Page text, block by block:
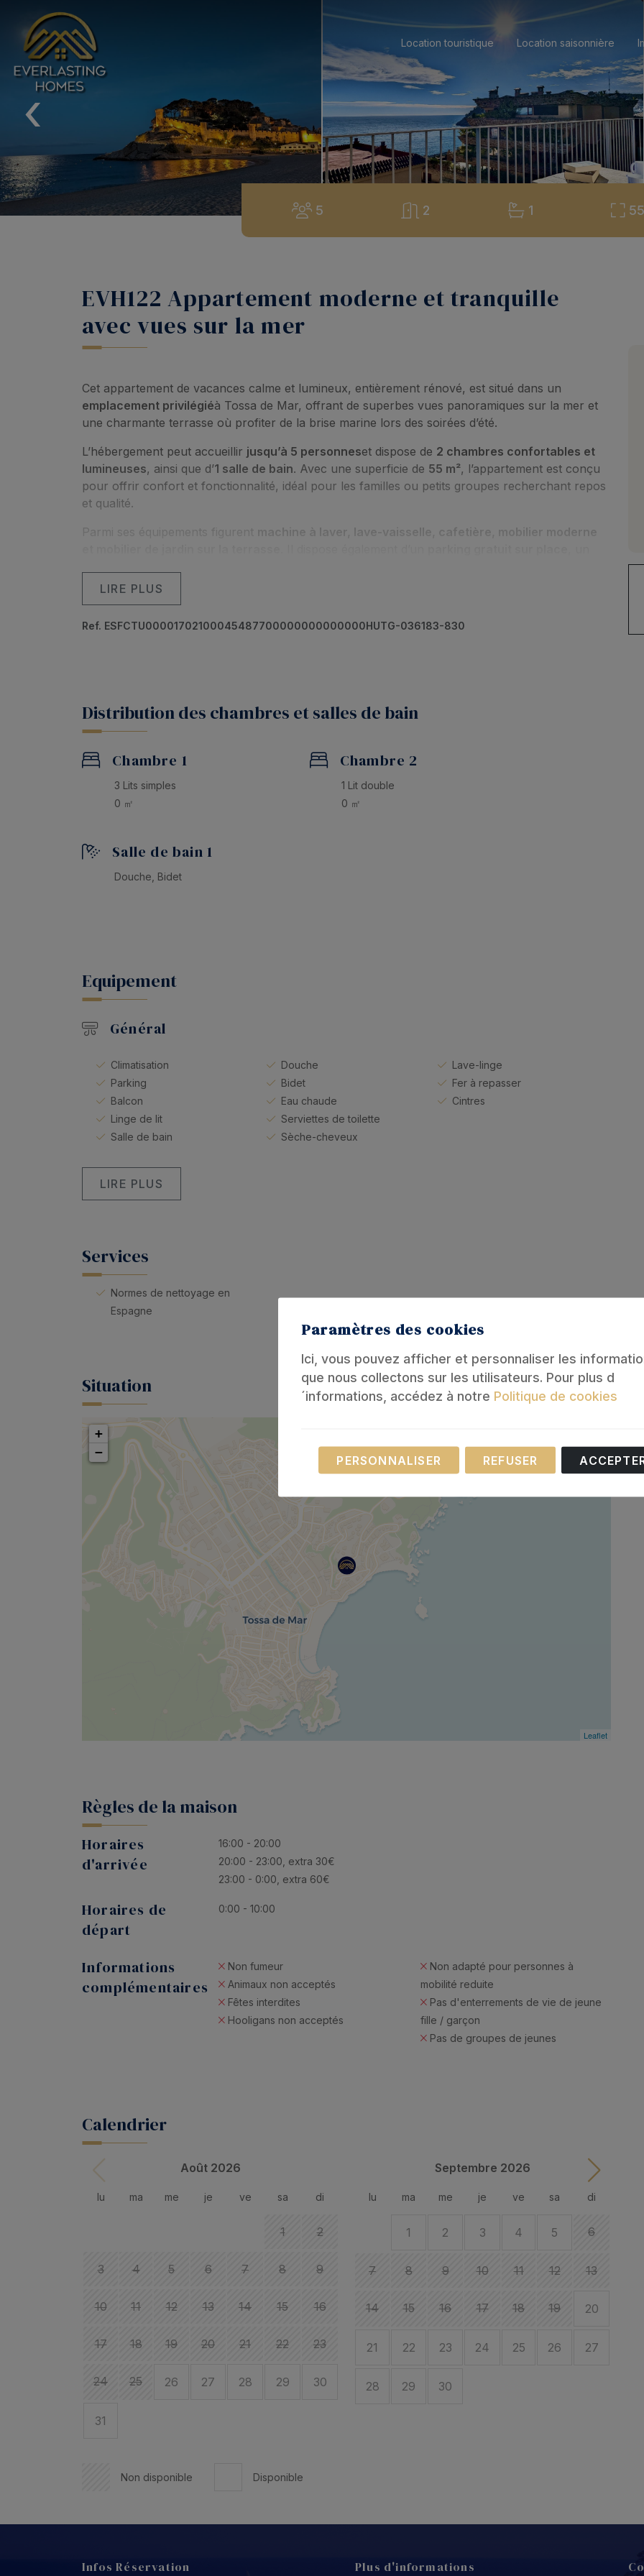
Location touristique Location saisonnière
5 2 1
‹
EVH122 Appartement moderne et tranquille
avec vues sur la mer
Cet appartement de vacances calme et lumineux, entièrement rénové, est situé dans un
emplacement privilégiéà Tossa de Mar, offrant de superbes vues panoramiques sur la mer et
une charmante terrasse où profiter de la brise marine lors des soirées d’été.
L’hébergement peut accueillir jusqu’à 5 personneset dispose de 2 chambres confortables et
lumineuses, ainsi que d’1 salle de bain. Avec une superficie de 55 m², l’appartement est conçu
pour offrir confort et fonctionnalité, idéal pour les familles ou petits groupes recherchant repos
et qualité.
Parmi ses équipements figurent
machine à laver, lave-vaisselle, cafetière, mobilier moderne
Le logement est très proche de la
25 meilleures plages du monde. De plus, l’appartement se trouve à quelques minutes du centre-
inoubliablesdans un cadre unique.
LIRE PLUS
Ref. ESFCTU00001702100045487700000000000000HUTG-036183-830
Distribution des chambres et salles de bain
Chambre 1
3 Lits simples
0 ㎡
Chambre 2
1 Lit double
0 ㎡
Salle de bain 1
Douche, Bidet
Equipement
Général
Climatisation
Parking
Balcon
Linge de lit
Salle de bain
Douche
Bidet
Eau chaude
Serviettes de toilette
Sèche-cheveux
Lave-linge
Fer à repasser
Cintres
LIRE PLUS
Services
Normes de nettoyage en
Espagne
Situation
+
−
Leaflet
Règles de la maison
Horaires
d'arrivée
16:00 - 20:00
20:00 - 23:00, extra 30€
23:00 - 0:00, extra 60€
Horaires de
départ
0:00 - 10:00
Informations
complémentaires
Non fumeur
Animaux non acceptés
Fêtes interdites
Hooligans non acceptés
mobilité reduite
fille / garçon
Pas de groupes de jeunes
Calendrier
Août 2026
lu ma me je ve sa di
1 2
3 4 5 6 7 8 9
10 11 12 13 14 15 16
17 18 19 20 21 22 23
24 25 26 27 28 29 30
31
Septembre 2026
lu ma me je ve sa di
1 2 3 4 5 6
7 8 9 10 11 12 13
14 15 16 17 18 19 20
21 22 23 24 25 26 27
28 29 30
Non disponible Disponible
Infos Réservation Plus d'informations
Paramètres des cookies
Ici, vous pouvez afficher et personnaliser les
que nous collectons sur les utilisateurs. Pour plus d
´informations, accédez à notre Politique de cookies
Nécessaire
Ces cookies sont nécessaires au fonctionnement de notre site
PERSONNALISER REFUSER